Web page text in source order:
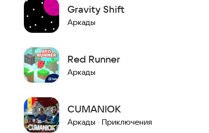
Gravity Shift
Аркады
Red Runner
Аркады
CUMANIOK
Аркады · Приключения